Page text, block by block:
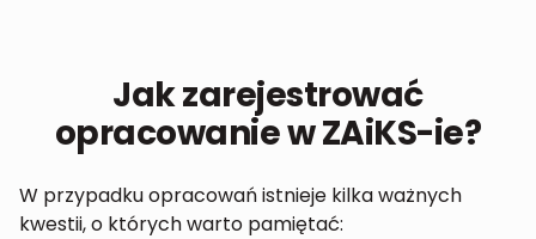
Jak zarejestrować
opracowanie w ZAiKS-ie?
W przypadku opracowań istnieje kilka ważnych
kwestii, o których warto pamiętać: